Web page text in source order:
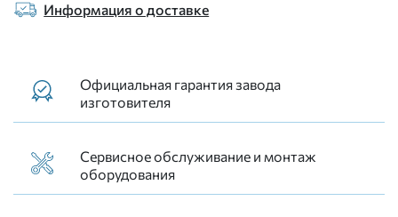
Информация о доставке
Официальная гарантия завода
изготовителя
Сервисное обслуживание и монтаж
оборудования